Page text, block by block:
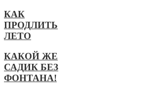
КАК
ПРОДЛИТЬ
ЛЕТО
КАКОЙ ЖЕ
САДИК БЕЗ
ФОНТАНА!